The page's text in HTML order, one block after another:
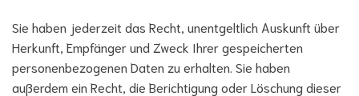
Sie haben jederzeit das Recht, unentgeltlich Auskunft über
Herkunft, Empfänger und Zweck Ihrer gespeicherten
personenbezogenen Daten zu erhalten. Sie haben
außerdem ein Recht, die Berichtigung oder Löschung dieser